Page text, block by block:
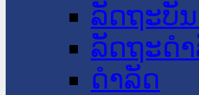
ລັດຖະບັ
ລັດຖະດໍ
ດໍາລັດ